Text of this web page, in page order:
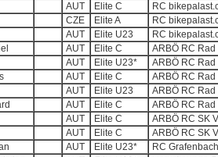
AUT Elite C
RC
CZE Elite A
RC
AUT Elite U23
RC
AUT Elite C
ARBÖ RC Rad
AUT Elite U23*
ARBÖ RC Rad
AUT Elite C
ARBÖ RC Rad
AUT Elite U23
ARBÖ RC Rad
AUT Elite C
ARBÖ RC Rad
AUT Elite C
ARBÖ RC SK
AUT Elite C
ARBÖ RC SK
AUT Elite U23*
RC